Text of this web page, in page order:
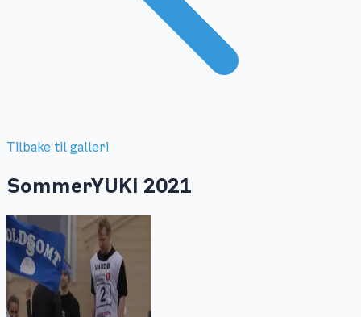
Tilbake til galleri
SommerYUKI 2021